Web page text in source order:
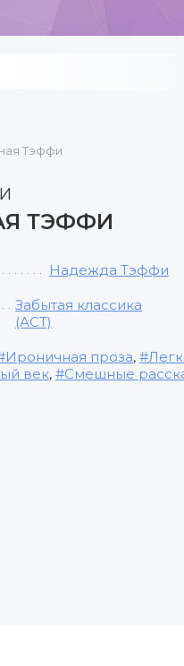
Тэффи
ТЭФФИ
Надежда Тэффи
Забытая классика
(АСТ)
Ироничная проза,
век, Смешные